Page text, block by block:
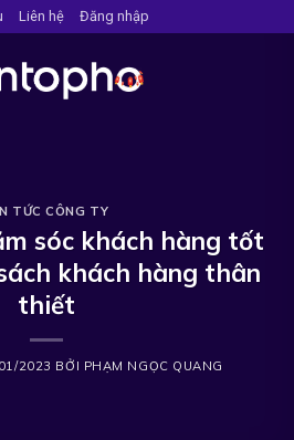
Liên hệ Đăng nhập
TỨC CÔNG TY
sóc khách hàng tốt
khách hàng thân
thiết
2023 BỞI PHẠM NGỌC QUANG